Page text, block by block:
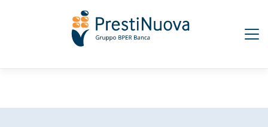
Seguici su: